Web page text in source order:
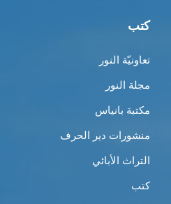
كتب
تعاونيّة النور
مجلة النور
مكتبة بانياس
منشورات دير الحرف
التراث الأبائي
كتب